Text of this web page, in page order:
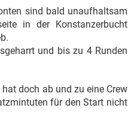
sind bald unaufhaltsam
in der Konstanzerbucht
und bis zu 4 Runden
doch ab und zu eine Crew
für den Start nicht